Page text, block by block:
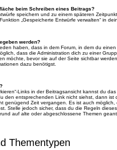
beim Schreiben eines Beitrags?
speichern und zu einem späteren
„Gespeicherte Entwürfe verwalten“ in
werden?
haben, dass in dem Forum, in dem du
dass die Administration dich zu einer
möchte, bevor sie auf der Seite sichtbar
dazu benötigst.
Links in der Beitragsansicht kannst du
den entsprechenden Link nicht siehst, dann ist
genügend Zeit vergangen. Es ist auch
Stelle jedoch sicher, dass du die Regeln
auf alte oder abgeschlossene Themen
Thementypen